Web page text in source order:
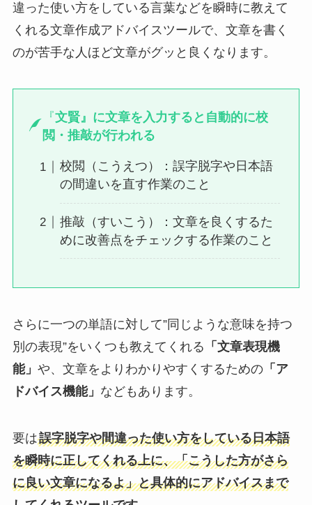
違った使い方をしている言葉などを瞬時に教えて
くれる文章作成アドバイスツールで、文章を書く
のが苦手な人ほど文章がグッと良くなります。
『文賢』に文章を入力すると自動的に校
閲・推敲が行われる
校閲（こうえつ）：誤字脱字や日本語
の間違いを直す作業のこと
推敲（すいこう）：文章を良くするた
めに改善点をチェックする作業のこと
さらに一つの単語に対して”同じような意味を持つ
別の表現”をいくつも教えてくれる 「文章表現機
能」 や、文章をよりわかりやすくするための「ア
ドバイス機能」 などもあります。
要は誤字脱字や間違った使い方をしている日本語
を瞬時に正してくれる上に、「こうした方がさら
に良い文章になるよ」と具体的にアドバイスまで